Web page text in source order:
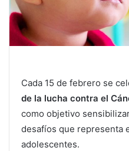
Cada 15 de febrero se
de la lucha contra el
como objetivo
desafíos que representa
adolescentes.